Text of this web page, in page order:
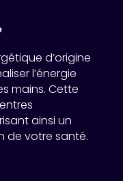
d’origine
l’énergie
mains. Cette
ainsi un
de votre santé.